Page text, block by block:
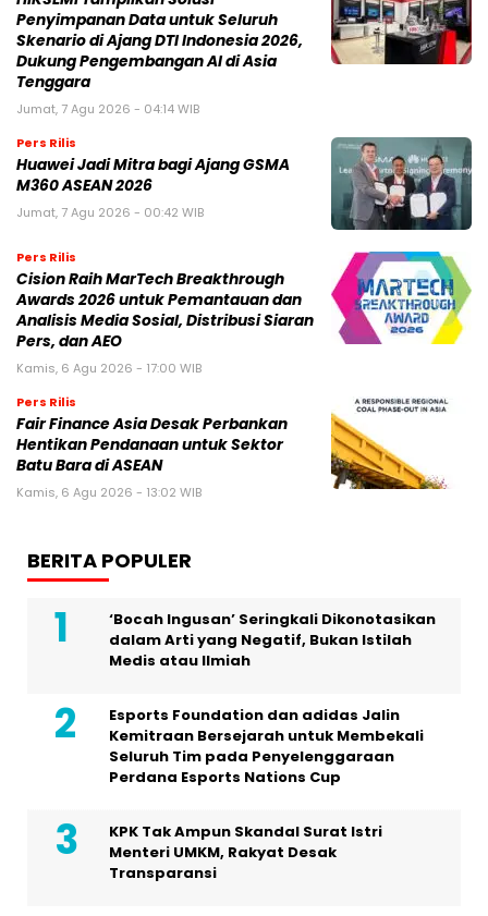
Penyimpanan Data untuk Seluruh
Skenario di Ajang DTI Indonesia 2026,
Dukung Pengembangan AI di Asia
Tenggara
Jumat, 7 Agu 2026 - 04:14 WIB
Pers Rilis
Huawei Jadi Mitra bagi Ajang GSMA
M360 ASEAN 2026
Jumat, 7 Agu 2026 - 00:42 WIB
Pers Rilis
Cision Raih MarTech Breakthrough
Awards 2026 untuk Pemantauan dan
Analisis Media Sosial, Distribusi Siaran
Pers, dan AEO
Kamis, 6 Agu 2026 - 17:00 WIB
Pers Rilis
Fair Finance Asia Desak Perbankan
Hentikan Pendanaan untuk Sektor
Batu Bara di ASEAN
Kamis, 6 Agu 2026 - 13:02 WIB
BERITA POPULER
‘Bocah Ingusan’ Seringkali Dikonotasikan
dalam Arti yang Negatif, Bukan Istilah
Medis atau Ilmiah
Esports Foundation dan adidas Jalin
Kemitraan Bersejarah untuk Membekali
Seluruh Tim pada Penyelenggaraan
Perdana Esports Nations Cup
KPK Tak Ampun Skandal Surat Istri
Menteri UMKM, Rakyat Desak
Transparansi